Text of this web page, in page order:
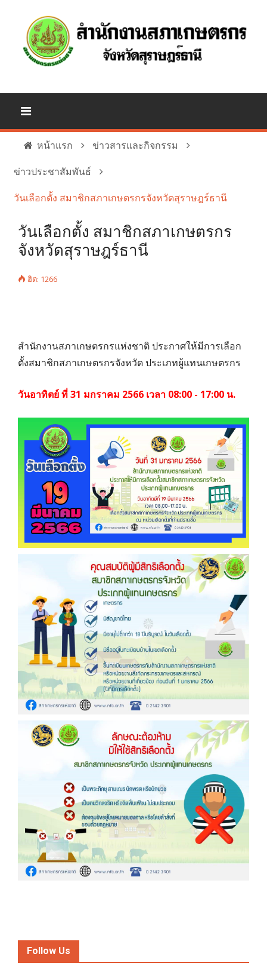
หน้าแรก
ข่าวสารและกิจกรรม
ข่าวประชาสัมพันธ์
วันเลือกตั้ง สมาชิกสภาเกษตรกรจังหวัดสุราษฎร์ธานี
วันเลือกตั้ง สมาชิกสภาเกษตรกร
จังหวัดสุราษฎร์ธานี
ฮิต: 1266
สำนักงานสภาเกษตรกรแห่งชาติ ประกาศให้มีการเลือก
ตั้งสมาชิกสภาเกษตรกรจังหวัด ประเภทผู้แทนเกษตรกร
วันอาทิตย์ ที่ 31 มกราคม 2566 เวลา 08:00 - 17:00 น.
Follow Us